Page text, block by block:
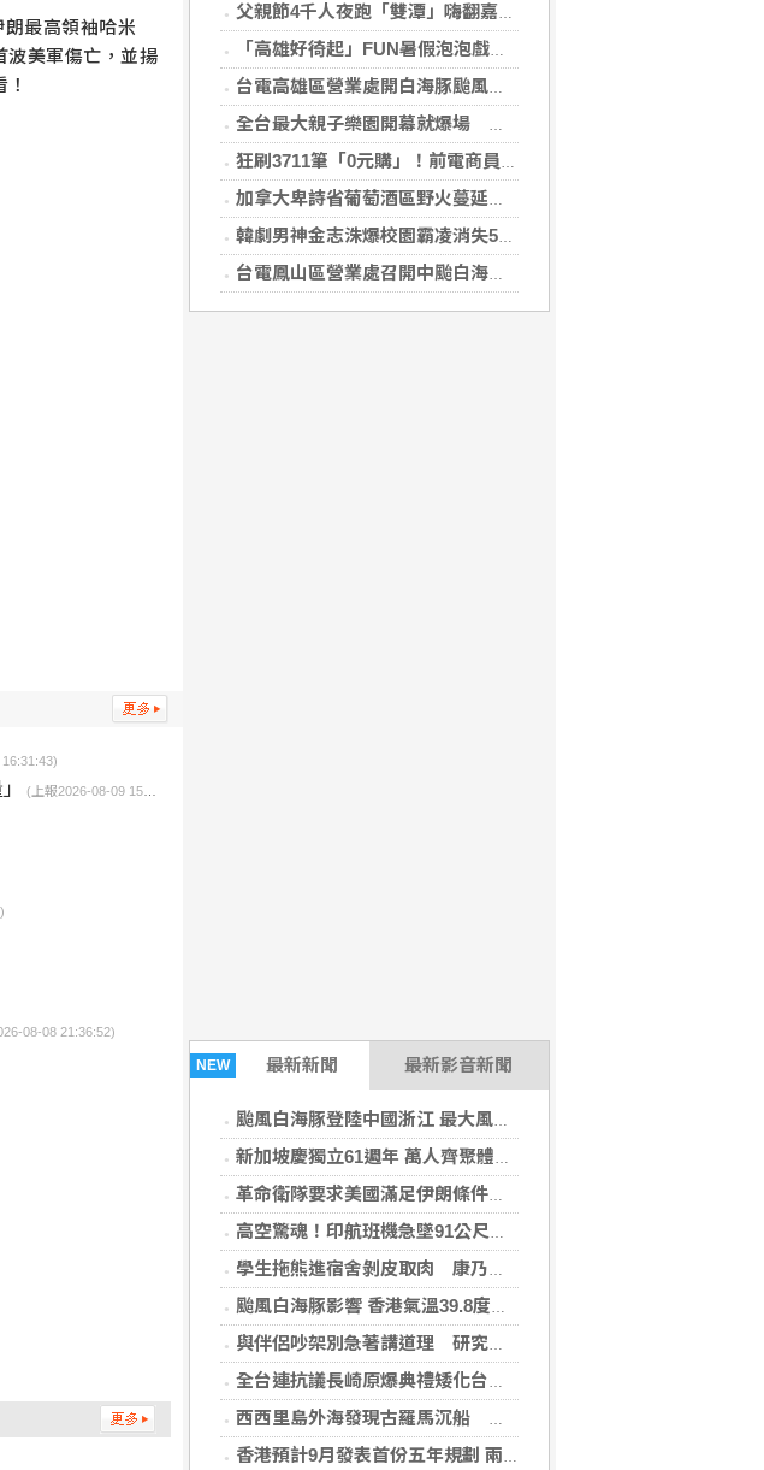
父親節4千人夜跑「雙潭」嗨翻嘉義 黃敏惠鳴槍：運動打造幸福城市
「高雄好徛起」FUN暑假泡泡戲水樂園開張囉
台電高雄區營業處開白海豚颱風災害整備會議
全台最大親子樂園開幕就爆場 首日3萬人湧入、輕軌人次暴增20倍
狂刷3711筆「0元購」！前電商員工鑽漏洞 家中倉庫塞滿1143件家電
加拿大卑詩省葡萄酒區野火蔓延 數千居民撤離
韓劇男神金志洙爆校園霸凌消失5年 轉戰菲律賓近況曝光
台電鳳山區營業處召開中颱白海豚整備會議
NEW 最新新聞 最新影音新聞
颱風白海豚登陸中國浙江 最大風力14級
新加坡慶獨立61週年 萬人齊聚體育場強調國家敘事
革命衛隊要求美國滿足伊朗條件 否則不開放荷莫茲海峽
高空驚魂！印航班機急墜91公尺釀17人傷 傳機長「藥物檢測陽性」
學生拖熊進宿舍剝皮取肉 康乃爾大學新規禁校內處理野味
颱風白海豚影響 香港氣溫39.8度破歷史紀錄
與伴侶吵架別急著講道理 研究曝「摸1部位3分鐘」幸福感增5成
全台連抗議長崎原爆典禮矮化台灣 質疑中國施壓
西西里島外海發現古羅馬沉船 內有數百運酒雙耳陶瓶
香港預計9月發表首份五年規劃 兩成受訪青年稱不知
最高領袖哈米
波美軍傷亡，並揚
(上報2026-08-09 15:40:00)
08-08 21:36:52)